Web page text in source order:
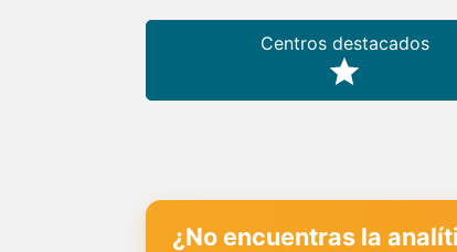
Centros destacados
¿No encuentras la